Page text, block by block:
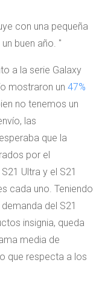
con una pequeña
buen año.
a la serie Galaxy
mostraron un 47%
no tenemos un
las
que la
por el
Ultra y el S21
cada uno. Teniendo
del S21
insignia, queda
media de
que respecta a los